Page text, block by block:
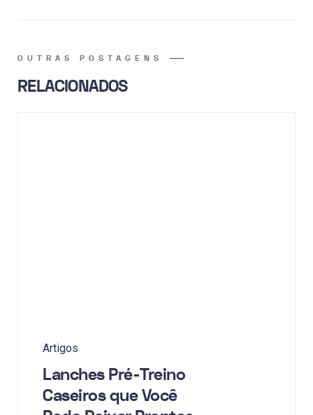
OUTRAS POSTAGENS
RELACIONADOS
Artigos
Lanches Pré-Treino
Caseiros que Você